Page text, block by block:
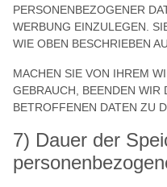
PERSONENBEZOGENER
WERBUNG EINZULEGEN.
WIE OBEN BESCHRIEBEN
MACHEN SIE VON IHREM
GEBRAUCH, BEENDEN WIR
BETROFFENEN DATEN ZU
7) Dauer der